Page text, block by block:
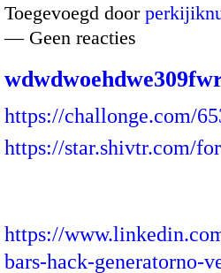
Toegevoegd door
— Geen reacties
https://challonge.com/
https://star.shivtr.com/
https://
bars-hack-generatorno-